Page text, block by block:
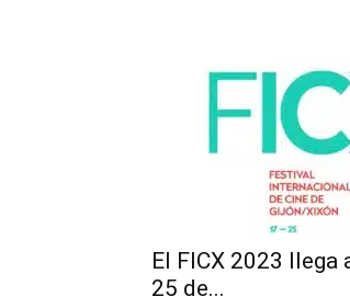
El FICX 2023 llega
25 de...